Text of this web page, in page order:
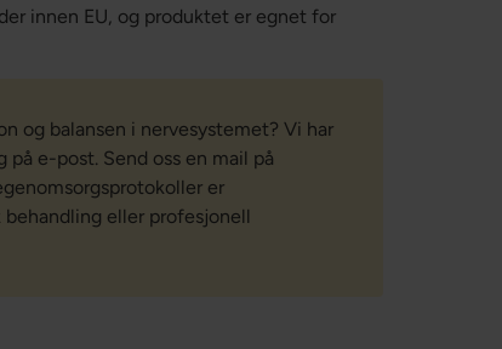
innen EU, og produktet er egnet for
og balansen i nervesystemet? Vi har
e-post. Send oss en mail på
er
eller profesjonell